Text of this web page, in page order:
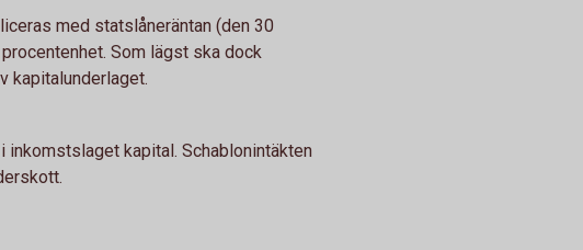
med statslåneräntan (den 30
Som lägst ska dock
kapitalunderlaget.
kapital. Schablonintäkten